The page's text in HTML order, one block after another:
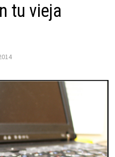
tu vieja